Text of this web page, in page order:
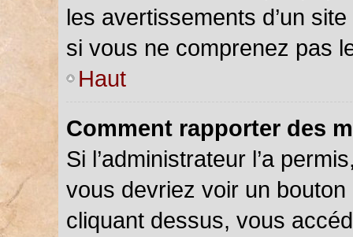
les avertissements d’un
si vous ne comprenez pas
Haut
Comment rapporter des
Si l’administrateur l’a
vous devriez voir un
cliquant dessus, vous